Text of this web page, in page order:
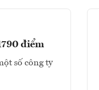
điểm
số công ty